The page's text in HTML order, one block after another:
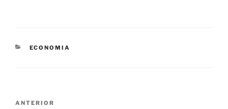
CATEGORIAS
ECONOMIA
Navegação
Post
ANTERIOR